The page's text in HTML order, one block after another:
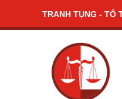
TRANH TỤNG - TỐ